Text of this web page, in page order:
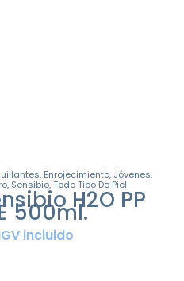
, Enrojecimiento, Jóvenes,
, Sensibio,Todo Tipo De Piel
H2O PP
500ml.
incluido